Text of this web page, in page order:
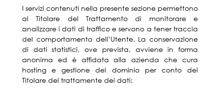
I servizi contenuti nella presente sezione permettono
al Titolare del Trattamento di monitorare e
analizzare i dati di traffico e servono a tener traccia
del comportamento dell’Utente. La conservazione
di dati statistici, ove prevista, avviene in forma
anonima ed è affidata alla azienda che cura
hosting e gestione del dominio per conto del
Titolare del trattamente dei dati: